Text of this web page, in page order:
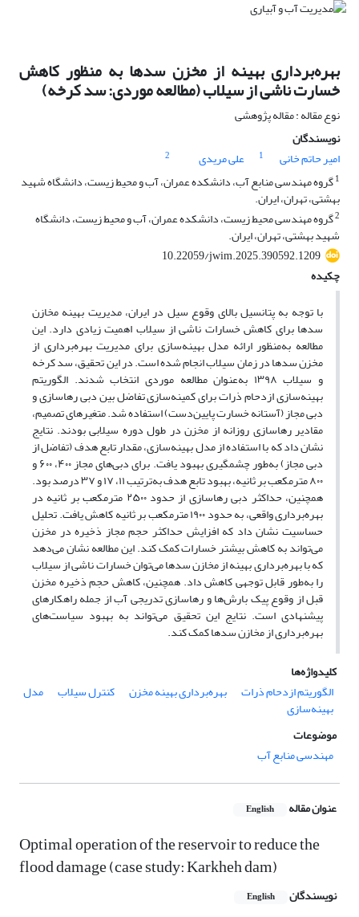
بهره‌برداری بهینه از مخزن سدها به منظور کاهش
خسارت ناشی از سیلاب‌ (مطالعه موردی: سد کرخه)
نوع مقاله : مقاله پژوهشی
نویسندگان
امیر حاتم خانی
1 علی مریدی
2
1گروه مهندسی منابع آب، دانشکده عمران، آب و محیط زیست، دانشگاه شهید
بهشتی، تهران، ایران.
2گروه مهندسی محیط زیست، دانشکده عمران، آب و محیط زیست، دانشگاه
شهید بهشتی، تهران، ایران.
10.22059/jwim.2025.390592.1209
چکیده
با توجه به پتانسیل بالای وقوع سیل در ایران، مدیریت بهینه مخازن
سدها برای کاهش خسارات ناشی از سیلاب اهمیت زیادی دارد. این
مطالعه به‌منظور ارائه مدل بهینه‌سازی برای مدیریت بهره‌برداری از
مخزن سدها در زمان سیلاب انجام شده است. در این تحقیق، سد کرخه
و سیلاب ۱۳۹۸ به‌عنوان مطالعه موردی انتخاب شدند. الگوریتم
بهینه‌سازی ازدحام ذرات برای کمینه‌سازی تفاضل بین دبی رهاسازی و
دبی مجاز (آستانه خسارت پایین‌دست) استفاده شد. متغیرهای تصمیم،
مقادیر رهاسازی روزانه از مخزن در طول دوره سیلابی بودند. نتایج
نشان داد که با استفاده از مدل بهینه‌سازی، مقدار تابع هدف (تفاضل از
دبی مجاز) به‌طور چشمگیری بهبود یافت. برای دبی‌های مجاز ۴۰۰، ۶۰۰ و
۸۰۰ مترمکعب بر ثانیه، بهبود تابع هدف به‌ترتیب ۱۱، ۱۷ و ۳۷ درصد بود.
همچنین، حداکثر دبی رهاسازی از حدود ۲۵۰۰ مترمکعب بر ثانیه در
بهره‌برداری واقعی، به حدود ۱۹۰۰ مترمکعب بر ثانیه کاهش یافت. تحلیل
حساسیت نشان داد که افزایش حداکثر حجم مجاز ذخیره در مخزن
می‌تواند به کاهش بیشتر خسارات کمک کند. این مطالعه نشان می‌دهد
که با بهره‌برداری بهینه از مخازن سدها می‌توان خسارات ناشی از سیلاب
را به‌طور قابل توجهی کاهش داد. همچنین، کاهش حجم ذخیره مخزن
قبل از وقوع پیک بارش‌ها و رهاسازی تدریجی آب از جمله راهکارهای
پیشنهادی است. نتایج این تحقیق می‌تواند به بهبود سیاست‌های
بهره‌برداری از مخازن سدها کمک کند.
کلیدواژه‌ها
الگوریتم ازدحام ذرات
بهره‌برداری بهینه مخزن کنترل سیلاب مدل
بهینه‌سازی
موضوعات
مهندسی منابع آب
عنوان مقاله English
Optimal operation of the reservoir to reduce the
flood damage (case study: Karkheh dam)
نویسندگان English